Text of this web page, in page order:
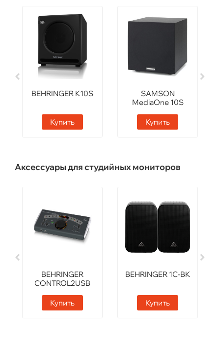
BEHRINGER K10S
Купить
SAMSON
MediaOne 10S
Купить
Аксессуары для студийных мониторов
BEHRINGER
CONTROL2USB
Купить
BEHRINGER 1C-BK
Купить